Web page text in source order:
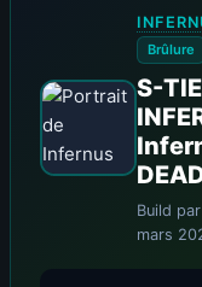
Brûlure
S-
Build par
mars